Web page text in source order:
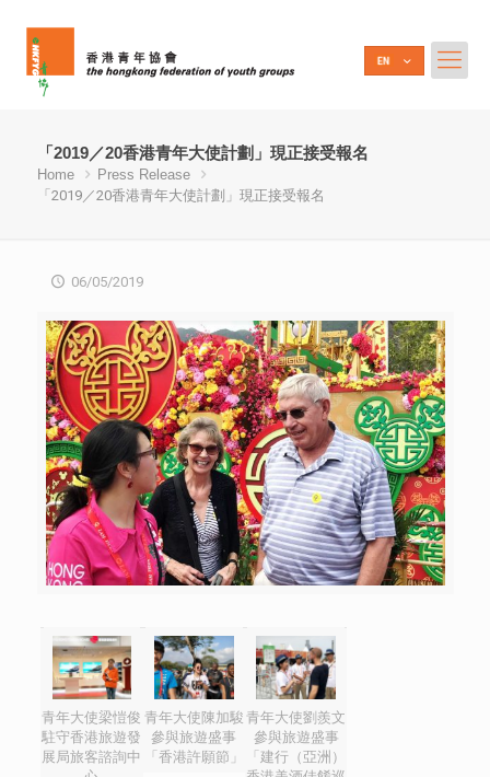
「2019／20香港青年大使計劃」現正接受報名
Home
Press Release
「2019／20香港青年大使計劃」現正接受報名
06/05/2019
青年大使梁愷俊
駐守香港旅遊發
展局旅客諮詢中
青年大使陳加駿
參與旅遊盛事
「香港許願節」
青年大使劉羨文
參與旅遊盛事
「建行（亞洲）